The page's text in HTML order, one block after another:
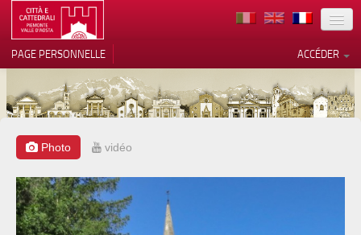
TERRITOIRE
ARCHITECTURE
MUSÉES
ITINÉRAIRES
EVÉNEMENTS
ACCÉDER
PAGE PERSONNELLE
Photo vidéo
Notification lors de la collecte
Vos choix en matière de